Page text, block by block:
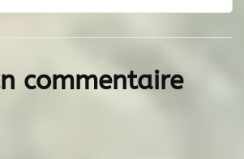
commentaire